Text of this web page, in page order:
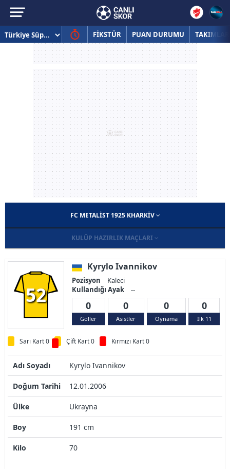
FİKSTÜR PUAN DURUMU TAKIMLAR
FC METALIST 1925 KHARKIV
KULÜP HAZIRLIK MAÇLARI
52
Kyrylo Ivannikov
Pozisyon
Kaleci
Kullandığı Ayak
--
0
Goller
0
Asistler
0
Oynama
0
İlk 11
Sarı Kart 0 Çift Kart 0 Kırmızı Kart 0
Adı Soyadı Kyrylo Ivannikov
Doğum Tarihi 12.01.2006
Ülke Ukrayna
Boy 191 cm
Kilo 70